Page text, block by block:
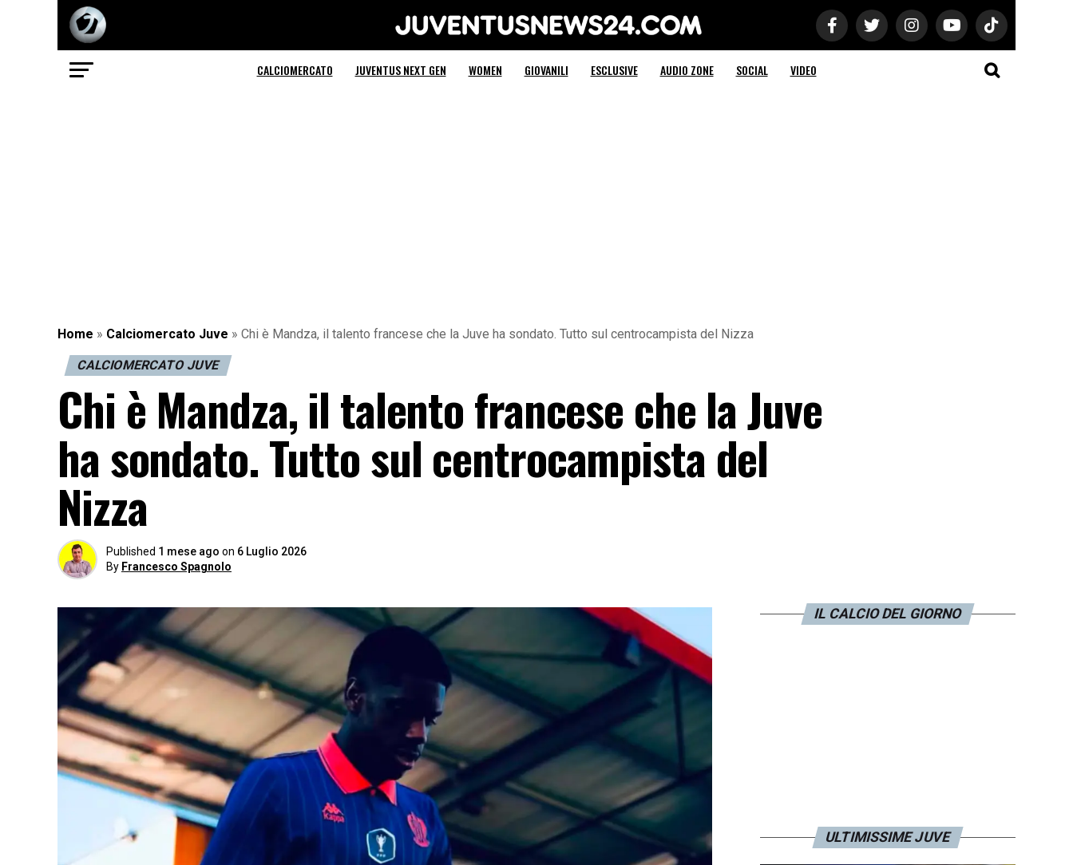
Juventus News 24
CALCIOMERCATO JUVENTUS NEXT GEN WOMEN GIOVANILI ESCLUSIVE AUDIO ZONE SOCIAL VIDEO
Home » Calciomercato Juve » Chi è Mandza, il talento francese che la Juve ha sondato. Tutto sul centrocampista del Nizza
CALCIOMERCATO JUVE
Chi è Mandza, il talento francese che la Juve
ha sondato. Tutto sul centrocampista del
Nizza
Published 1 mese ago on 6 Luglio 2026
By Francesco Spagnolo
IL CALCIO DEL GIORNO
ULTIMISSIME JUVE